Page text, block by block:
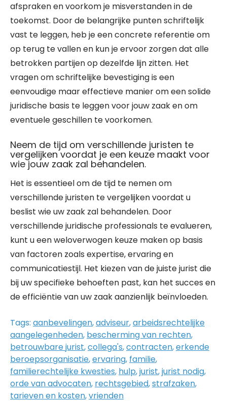
afspraken en voorkom je misverstanden in de
toekomst. Door de belangrijke punten schriftelijk
vast te leggen, heb je een concrete referentie om
op terug te vallen en kun je ervoor zorgen dat alle
betrokken partijen op dezelfde lijn zitten. Het
vragen om schriftelijke bevestiging is een
eenvoudige maar effectieve manier om een solide
juridische basis te leggen voor jouw zaak en om
eventuele geschillen te voorkomen.
Neem de tijd om verschillende juristen te
vergelijken voordat je een keuze maakt voor
wie jouw zaak zal behandelen.
Het is essentieel om de tijd te nemen om
verschillende juristen te vergelijken voordat u
beslist wie uw zaak zal behandelen. Door
verschillende juridische professionals te evalueren,
kunt u een weloverwogen keuze maken op basis
van factoren zoals expertise, ervaring en
communicatiestijl. Het kiezen van de juiste jurist die
bij uw specifieke behoeften past, kan het succes en
de efficiëntie van uw zaak aanzienlijk beïnvloeden.
Tags: aanbevelingen,adviseur,arbeidsrechtelijke
aangelegenheden, bescherming van rechten,
betrouwbare jurist,collega's,contracten,erkende
beroepsorganisatie,ervaring, familie,
familierechtelijke kwesties, hulp,jurist,jurist nodig,
orde van advocaten, rechtsgebied,strafzaken,
tarieven en kosten,vrienden